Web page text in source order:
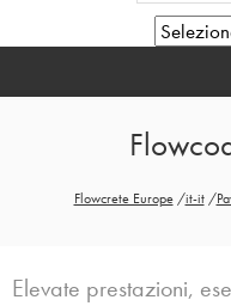
Flowcrete Europe /it-it /
Elevate prestazioni,